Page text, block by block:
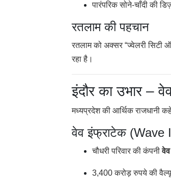
पारंपरिक सोने-चाँदी की
रतलाम की पहचान
रतलाम को अक्सर “ज्वेलरी सिटी
रहा है।
इंदौर का उभार –
मध्यप्रदेश की आर्थिक राजधानी
वेव इंफ्राटेक (Wave
चौधरी परिवार की कंपनी
3,400 करोड़ रुपये की